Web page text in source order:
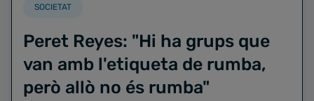
SOCIETAT
Peret Reyes: "Hi ha grups que
van amb l'etiqueta de rumba,
però allò no és rumba"